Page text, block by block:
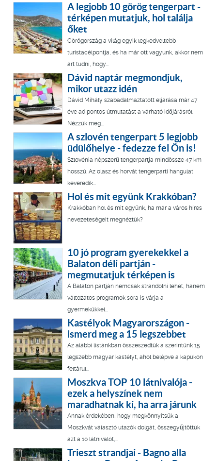
A legjobb 10 görög tengerpart -
térképen mutatjuk, hol találja
őket
Görögország a világ egyik legkedveltebb
turistacélpontja, és ha már ott vagyunk, akkor nem
árt tudni, hogy...
Dávid naptár megmondjuk,
mikor utazz idén
Dávid Mihály szabadalmaztatott eljárása már 47
éve ad pontos útmutatást a várható időjárásról.
Nézzük meg...
A szlovén tengerpart 5 legjobb
üdülőhelye - fedezze fel Ön is!
Szlovénia népszerű tengerpartja mindössze 47 km
hosszú. Az olasz és horvát tengerparti hangulat
keveredik...
Hol és mit együnk Krakkóban?
Krakkóban hol és mit együnk, ha már a város híres
nevezeteségeit megnéztük?
10 jó program gyerekekkel a
Balaton déli partján -
megmutatjuk térképen is
A Balaton partján nemcsak strandolni lehet, hanem
változatos programok sora is várja a
gyermekükkel...
Kastélyok Magyarországon -
ismerd meg a 15 legszebbet
Az alábbi listánkban összeszedtük a szerintünk 15
legszebb magyar kastélyt, ahol belépve a kapukon
feltárul...
Moszkva TOP 10 látnivalója -
ezek a helyszínek nem
maradhatnak ki, ha arra járunk
Annak érdekében, hogy megkönnyítsük a
Moszkvát választó utazók dolgát, összegyűjtöttük
azt a 10 látnivalót,...
Trieszt strandjai - Bagno alla